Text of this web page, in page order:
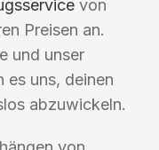
von
Preisen an.
und unser
es uns, deinen
abzuwickeln.